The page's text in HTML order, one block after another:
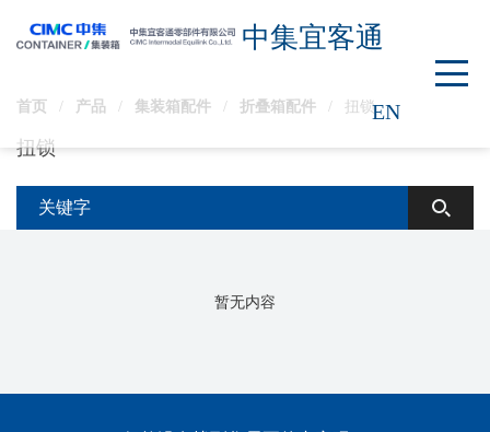
中集宜客通
EN
首页 / 产品 / 集装箱配件 / 折叠箱配件 / 扭锁
扭锁
暂无内容